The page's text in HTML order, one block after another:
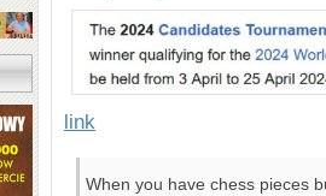
link
When you have chess pieces